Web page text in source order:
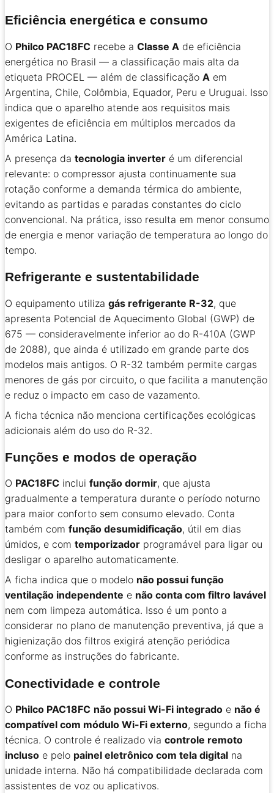
Eficiência energética e consumo
O Philco PAC18FC recebe a Classe A de eficiência
energética no Brasil — a classificação mais alta da
etiqueta PROCEL — além de classificação A em
Argentina, Chile, Colômbia, Equador, Peru e Uruguai. Isso
indica que o aparelho atende aos requisitos mais
exigentes de eficiência em múltiplos mercados da
América Latina.
A presença da tecnologia inverter é um diferencial
relevante: o compressor ajusta continuamente sua
rotação conforme a demanda térmica do ambiente,
evitando as partidas e paradas constantes do ciclo
convencional. Na prática, isso resulta em menor consumo
de energia e menor variação de temperatura ao longo do
tempo.
Refrigerante e sustentabilidade
O equipamento utiliza gás refrigerante R-32, que
apresenta Potencial de Aquecimento Global (GWP) de
675 — consideravelmente inferior ao do R-410A (GWP
de 2088), que ainda é utilizado em grande parte dos
modelos mais antigos. O R-32 também permite cargas
menores de gás por circuito, o que facilita a manutenção
e reduz o impacto em caso de vazamento.
A ficha técnica não menciona certificações ecológicas
adicionais além do uso do R-32.
Funções e modos de operação
O PAC18FC inclui função dormir, que ajusta
gradualmente a temperatura durante o período noturno
para maior conforto sem consumo elevado. Conta
também com função desumidificação, útil em dias
úmidos, e com temporizador programável para ligar ou
desligar o aparelho automaticamente.
A ficha indica que o modelo não possui função
ventilação independente e não conta com filtro lavável
nem com limpeza automática. Isso é um ponto a
considerar no plano de manutenção preventiva, já que a
higienização dos filtros exigirá atenção periódica
conforme as instruções do fabricante.
Conectividade e controle
O Philco PAC18FC não possui Wi-Fi integrado e não é
compatível com módulo Wi-Fi externo, segundo a ficha
técnica. O controle é realizado via controle remoto
incluso e pelo painel eletrônico com tela digital na
unidade interna. Não há compatibilidade declarada com
assistentes de voz ou aplicativos.